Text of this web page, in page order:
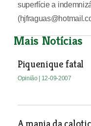
superfície a
Mais Notícias
Piquenique fatal
Opinião | 12-09-2007